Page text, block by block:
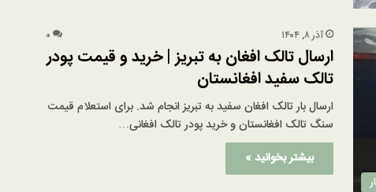
آذر ۸, ۱۴۰۴ ۰
ارسال تالک افغان به تبریز | خرید و قیمت پودر
تالک سفید افغانستان
ارسال بار تالک افغان سفید به تبریز انجام شد. برای استعلام قیمت
سنگ تالک افغانستان و خرید پودر تالک افغانی…
بیشتر بخوانید »